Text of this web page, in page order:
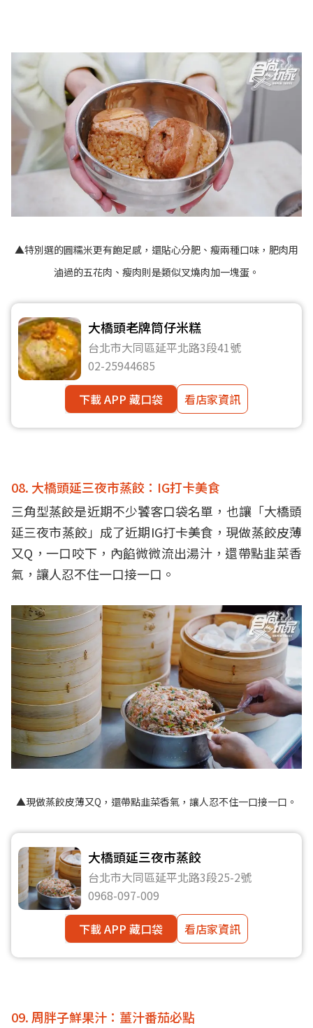
▲特別選的圓糯米更有飽足感，還貼心分肥、瘦兩種口味，肥肉用
滷過的五花肉、瘦肉則是類似叉燒肉加一塊蛋。
大橋頭老牌筒仔米糕
台北市大同區延平北路3段41號
02-25944685
下載 APP 藏口袋
看店家資訊
08. 大橋頭延三夜市蒸餃：IG打卡美食
三角型蒸餃是近期不少饕客口袋名單，也讓「大橋頭
延三夜市蒸餃」成了近期IG打卡美食，現做蒸餃皮薄
又Q，一口咬下，內餡微微流出湯汁，還帶點韭菜香
氣，讓人忍不住一口接一口。
▲現做蒸餃皮薄又Q，還帶點韭菜香氣，讓人忍不住一口接一口。
大橋頭延三夜市蒸餃
台北市大同區延平北路3段25-2號
0968-097-009
下載 APP 藏口袋
看店家資訊
09. 周胖子鮮果汁：薑汁番茄必點